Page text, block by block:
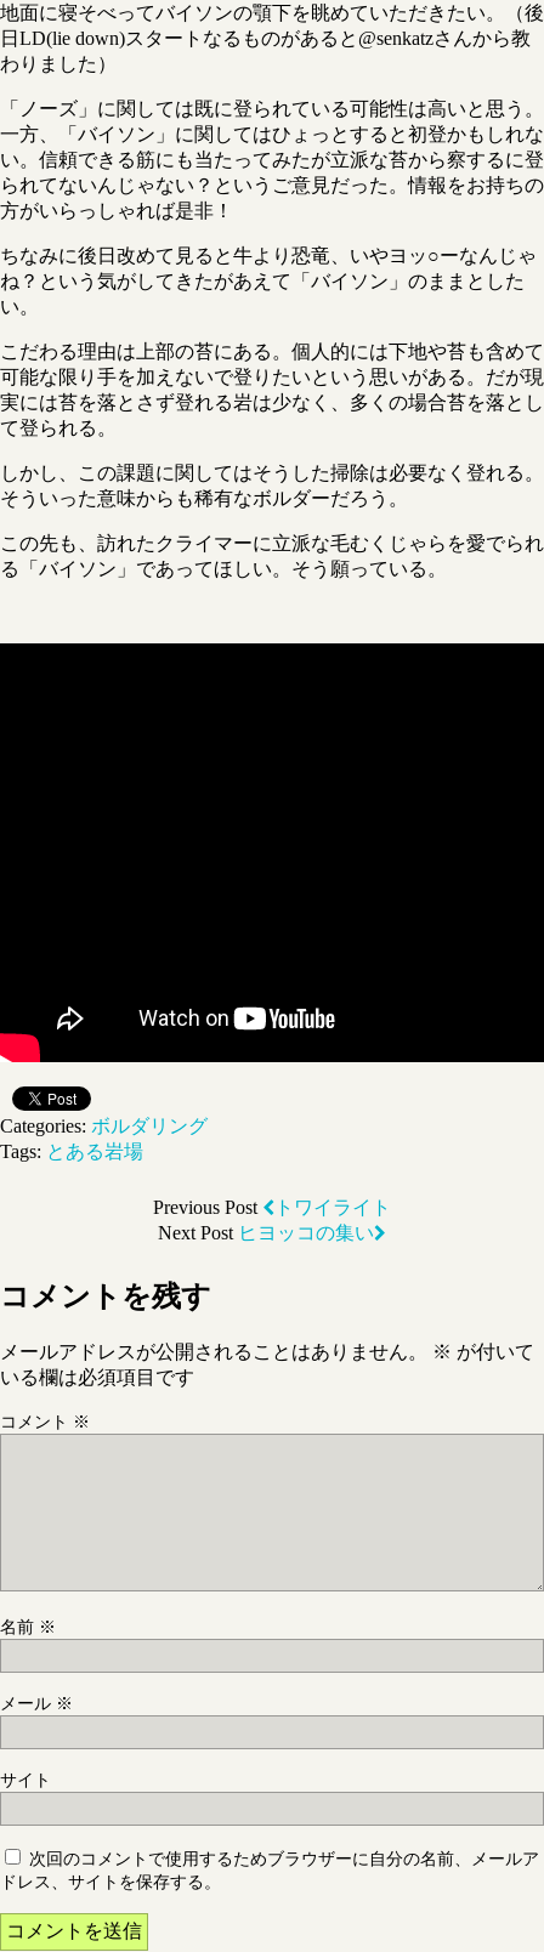
地面に寝そべってバイソンの顎下を眺めていただきたい。（後
日LD(lie down)スタートなるものがあると@senkatzさんから教
わりました）
「ノーズ」に関しては既に登られている可能性は高いと思う。
一方、「バイソン」に関してはひょっとすると初登かもしれな
い。信頼できる筋にも当たってみたが立派な苔から察するに登
られてないんじゃない？というご意見だった。情報をお持ちの
方がいらっしゃれば是非！
ちなみに後日改めて見ると牛より恐竜、いやヨッ○ーなんじゃ
ね？という気がしてきたがあえて「バイソン」のままとした
い。
こだわる理由は上部の苔にある。個人的には下地や苔も含めて
可能な限り手を加えないで登りたいという思いがある。だが現
実には苔を落とさず登れる岩は少なく、多くの場合苔を落とし
て登られる。
しかし、この課題に関してはそうした掃除は必要なく登れる。
そういった意味からも稀有なボルダーだろう。
この先も、訪れたクライマーに立派な毛むくじゃらを愛でられ
る「バイソン」であってほしい。そう願っている。
Categories: ボルダリング
Tags: とある岩場
Previous Post
トワイライト
Next Post ヒヨッコの集い
コメントを残す
メールアドレスが公開されることはありません。 ※ が付いて
いる欄は必須項目です
コメント ※
名前 ※
メール ※
サイト
次回のコメントで使用するためブラウザーに自分の名前、メールア
ドレス、サイトを保存する。